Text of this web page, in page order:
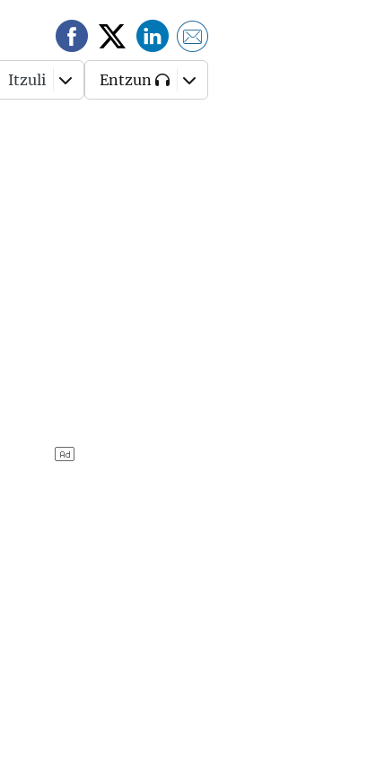
Itzuli Entzun